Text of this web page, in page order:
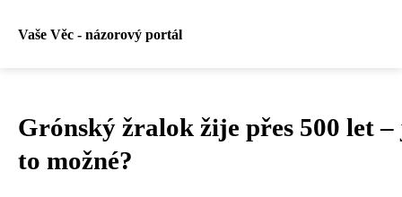
Vaše Věc - názorový portál
Grónský žralok žije přes 500 let
to možné?